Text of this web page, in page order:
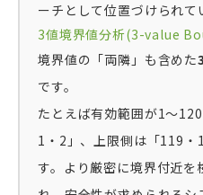
ーチとして位置づけられて
3値境界値分析(3-value
境界値の「両隣」も含めた
です。
たとえば有効範囲が1〜
1・2」、上限側は「119
す。より厳密に境界付近を